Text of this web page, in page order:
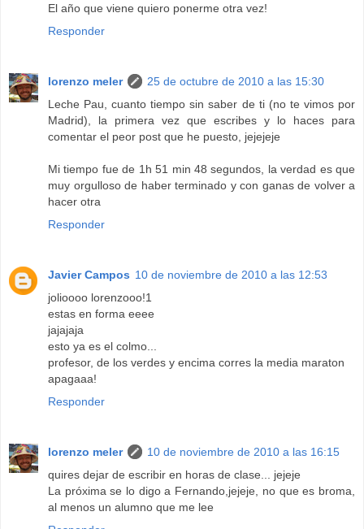
El año que viene quiero ponerme otra vez!
Responder
lorenzo meler
25 de octubre de 2010 a las 15:30
Leche Pau, cuanto tiempo sin saber de ti (no te vimos por
Madrid), la primera vez que escribes y lo haces para
comentar el peor post que he puesto, jejejeje
Mi tiempo fue de 1h 51 min 48 segundos, la verdad es que
muy orgulloso de haber terminado y con ganas de volver a
hacer otra
Responder
Javier Campos 10 de noviembre de 2010 a las 12:53
jolioooo lorenzooo!1
estas en forma eeee
jajajaja
esto ya es el colmo...
profesor, de los verdes y encima corres la media maraton
apagaaa!
Responder
lorenzo meler
10 de noviembre de 2010 a las 16:15
quires dejar de escribir en horas de clase... jejeje
La próxima se lo digo a Fernando,jejeje, no que es broma,
al menos un alumno que me lee